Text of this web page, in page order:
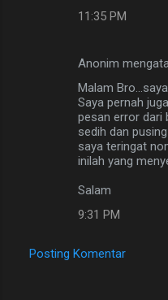
11:35 PM
Anonim
Malam
Saya pernah
pesan error dari
sedih dan
saya teringat
inilah yang
Salam
9:31 PM
Posting Komentar